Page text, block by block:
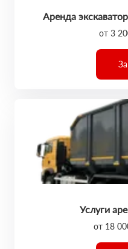
Аренда
от 3
Услуги
от 18